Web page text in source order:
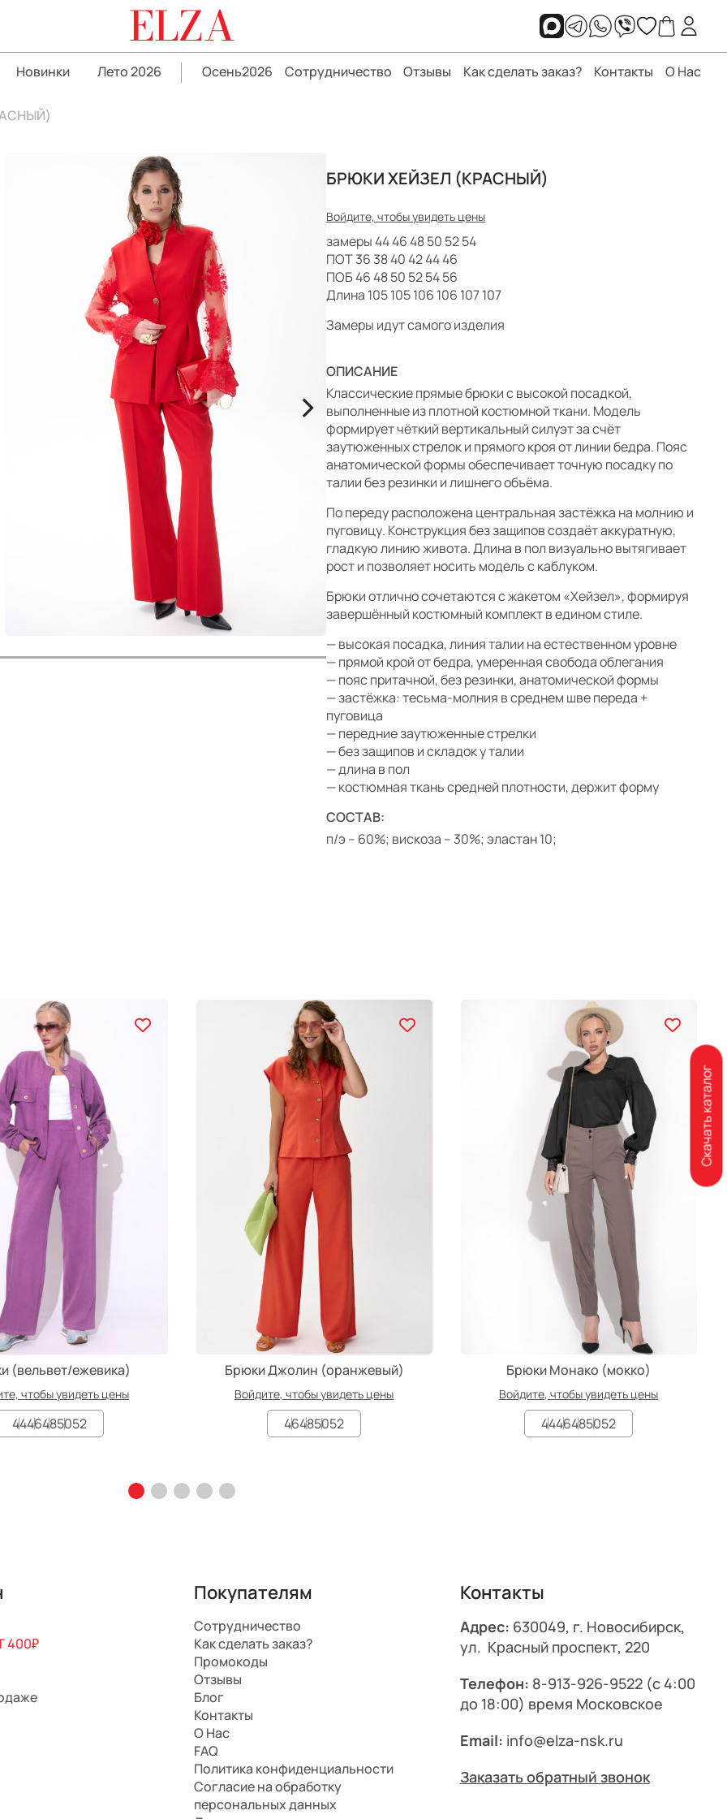
ELZA
Новинки Лето 2026 Осень2026 Сотрудничество Отзывы Как сделать заказ? Контакты О Нас
>
БРЮКИ ХЕЙЗЕЛ (КРАСНЫЙ)
Войдите, чтобы увидеть цены
замеры 44 46 48 50 52 54
ПОТ 36 38 40 42 44 46
ПОБ 46 48 50 52 54 56
Длина 105 105 106 106 107 107
Замеры идут самого изделия
ОПИСАНИЕ
Классические прямые брюки с высокой посадкой,
выполненные из плотной костюмной ткани. Модель
формирует чёткий вертикальный силуэт за счёт
заутюженных стрелок и прямого кроя от линии бедра. Пояс
анатомической формы обеспечивает точную посадку по
талии без резинки и лишнего объёма.
По переду расположена центральная застёжка на молнию и
пуговицу. Конструкция без защипов создаёт аккуратную,
гладкую линию живота. Длина в пол визуально вытягивает
рост и позволяет носить модель с каблуком.
Брюки отлично сочетаются с жакетом «Хейзел», формируя
завершённый костюмный комплект в едином стиле.
— высокая посадка, линия талии на естественном уровне
— прямой крой от бедра, умеренная свобода облегания
— пояс притачной, без резинки, анатомической формы
— застёжка: тесьма-молния в среднем шве переда +
пуговица
— передние заутюженные стрелки
— без защипов и складок у талии
— длина в пол
— костюмная ткань средней плотности, держит форму
СОСТАВ:
п/э – 60%; вискоза – 30%; эластан 10;
(вельвет/ежевика)
чтобы увидеть цены
4446485052
Брюки Джолин (оранжевый)
Войдите, чтобы увидеть цены
46485052
Брюки Монако (мокко)
Войдите, чтобы увидеть цены
4446485052
400₽
Покупателям
Сотрудничество
Как сделать заказ?
Промокоды
Отзывы
Блог
Контакты
О Нас
FAQ
Политика конфиденциальности
Согласие на обработку
персональных данных
Контакты
Адрес: 630049, г. Новосибирск,
ул. Красный проспект, 220
Телефон: 8-913-926-9522(с 4:00
до 18:00) время Московское
Email: info@elza-nsk.ru
Заказать обратный звонок
Скачать каталог